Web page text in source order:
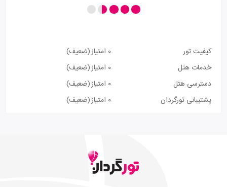
کیفیت تور 0 امتیاز
(ضعیف)
خدمات هتل
0 امتیاز
(ضعیف)
دسترسی هتل
0 امتیاز
(ضعیف)
پشتیبانی تورگردان
0 امتیاز (ضعیف)